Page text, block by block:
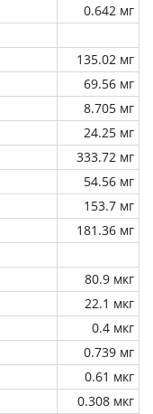
0.642 мг
135.02 мг
69.56 мг
8.705 мг
24.25 мг
333.72 мг
54.56 мг
153.7 мг
181.36 мг
80.9 мкг
22.1 мкг
0.4 мкг
0.739 мг
0.61 мкг
0.308 мкг